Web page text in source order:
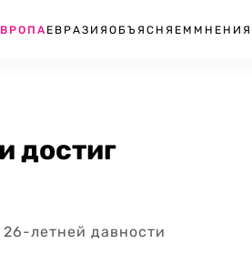
ЕВРАЗИЯ ОБЪЯСНЯЕМ МНЕНИЯ
достиг
летней давности